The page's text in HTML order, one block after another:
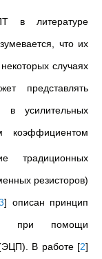
в литературе
что их
случаях
представлять
в усилительных
коэффициентом
традиционных
резисторов)
] описан принцип
при помощи
В работе [2]